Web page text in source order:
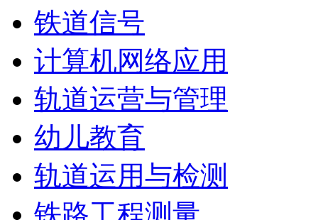
铁道信号
计算机网络应用
轨道运营与管理
幼儿教育
轨道运用与检测